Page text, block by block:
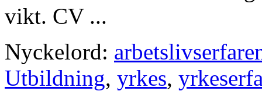
vikt. CV ...
Nyckelord:
Utbildning, yrkes,